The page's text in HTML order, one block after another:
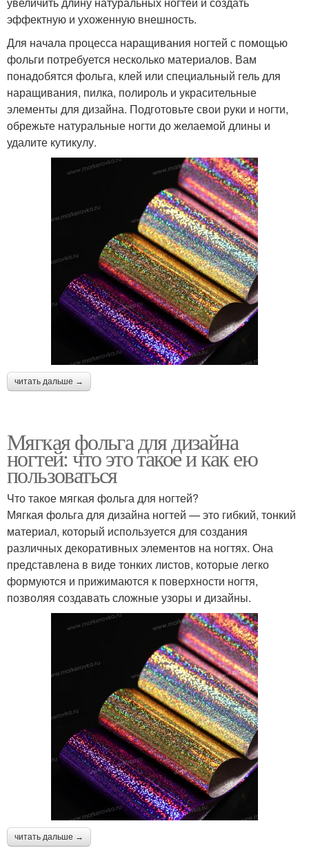
эффектную и ухоженную внешность.
Для начала процесса наращивания ногтей с помощью
фольги потребуется несколько материалов. Вам
понадобятся фольга, клей или специальный гель для
наращивания, пилка, полироль и украсительные
элементы для дизайна. Подготовьте свои руки и ногти,
обрежьте натуральные ногти до желаемой длины и
удалите кутикулу.
читать дальше →
Мягкая фольга для дизайна
ногтей: что это такое и как ею
пользоваться
Что такое мягкая фольга для ногтей?
Мягкая фольга для дизайна ногтей — это гибкий, тонкий
материал, который используется для создания
различных декоративных элементов на ногтях. Она
представлена в виде тонких листов, которые легко
формуются и прижимаются к поверхности ногтя,
позволяя создавать сложные узоры и дизайны.
читать дальше →